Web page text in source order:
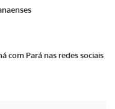
com Pará nas redes sociais